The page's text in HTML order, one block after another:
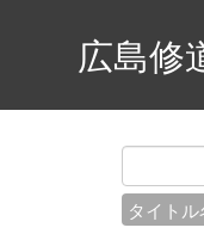
広島修
タイトル